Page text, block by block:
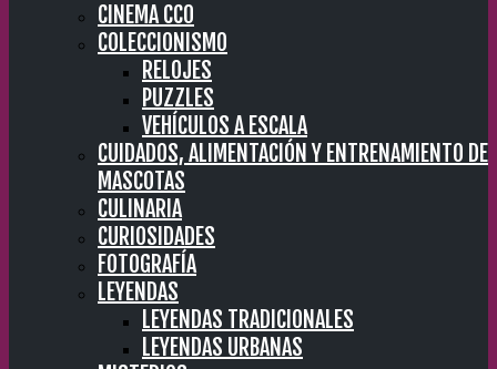
CINEMA CC0
COLECCIONISMO
RELOJES
PUZZLES
VEHÍCULOS A ESCALA
CUIDADOS, ALIMENTACIÓN Y ENTRENAMIENTO DE
MASCOTAS
CULINARIA
CURIOSIDADES
FOTOGRAFÍA
LEYENDAS
LEYENDAS TRADICIONALES
LEYENDAS URBANAS